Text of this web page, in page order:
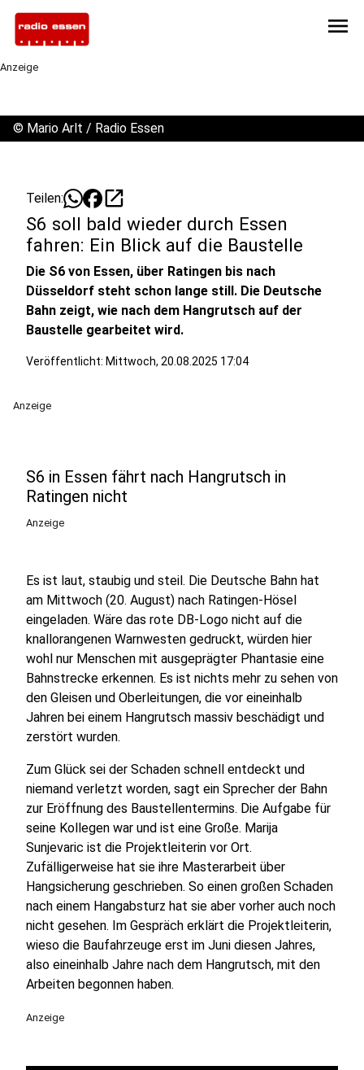
menu
Anzeige
© Mario Arlt / Radio Essen
Teilen: open_in_new
S6 soll bald wieder durch Essen
fahren: Ein Blick auf die Baustelle
Die S6 von Essen, über Ratingen bis nach
Düsseldorf steht schon lange still. Die Deutsche
Bahn zeigt, wie nach dem Hangrutsch auf der
Baustelle gearbeitet wird.
Veröffentlicht: Mittwoch, 20.08.2025 17:04
Anzeige
S6 in Essen fährt nach Hangrutsch in
Ratingen nicht
Anzeige
Es ist laut, staubig und steil. Die Deutsche Bahn hat
am Mittwoch (20. August) nach Ratingen-Hösel
eingeladen. Wäre das rote DB-Logo nicht auf die
knallorangenen Warnwesten gedruckt, würden hier
wohl nur Menschen mit ausgeprägter Phantasie eine
Bahnstrecke erkennen. Es ist nichts mehr zu sehen von
den Gleisen und Oberleitungen, die vor eineinhalb
Jahren bei einem Hangrutsch massiv beschädigt und
zerstört wurden.
Zum Glück sei der Schaden schnell entdeckt und
niemand verletzt worden, sagt ein Sprecher der Bahn
zur Eröffnung des Baustellentermins. Die Aufgabe für
seine Kollegen war und ist eine Große. Marija
Sunjevaric ist die Projektleiterin vor Ort.
Zufälligerweise hat sie ihre Masterarbeit über
Hangsicherung geschrieben. So einen großen Schaden
nach einem Hangabsturz hat sie aber vorher auch noch
nicht gesehen. Im Gespräch erklärt die Projektleiterin,
wieso die Baufahrzeuge erst im Juni diesen Jahres,
also eineinhalb Jahre nach dem Hangrutsch, mit den
Arbeiten begonnen haben.
Anzeige